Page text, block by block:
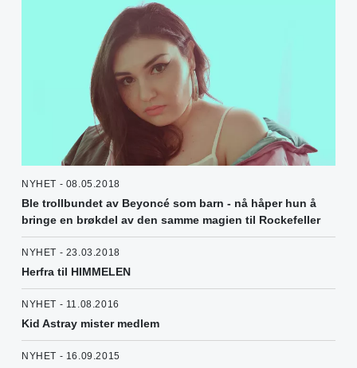
NYHET - 08.05.2018
Ble trollbundet av Beyoncé som barn - nå håper hun å
bringe en brøkdel av den samme magien til Rockefeller
NYHET - 23.03.2018
Herfra til HIMMELEN
NYHET - 11.08.2016
Kid Astray mister medlem
NYHET - 16.09.2015